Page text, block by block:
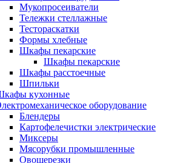
Мукопросеиватели
Тележки стеллажные
Тестораскатки
Формы хлебные
Шкафы пекарские
Шкафы пекарские
Шкафы расстоечные
Шпильки
кухонные
оборудование
Блендеры
Картофелечистки электрические
Миксеры
Мясорубки промышленные
Овощерезки